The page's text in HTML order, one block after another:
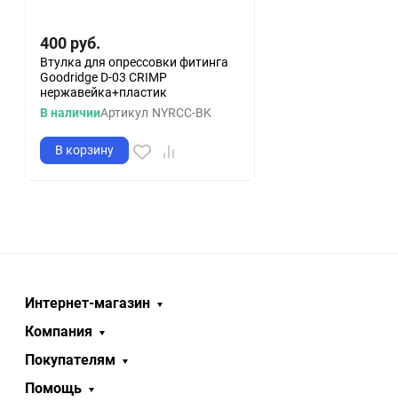
400 руб.
Втулка для опрессовки фитинга
Goodridge D-03 CRIMP
нержавейка+пластик
В наличииАртикул NYRCC-BK
В корзину
Интернет-магазин
Компания
Покупателям
Помощь